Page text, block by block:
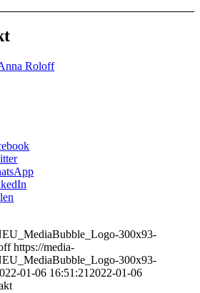
Roloff
300x93-
https://media-
300x93-
01-06 16:51:21 2022-01-06